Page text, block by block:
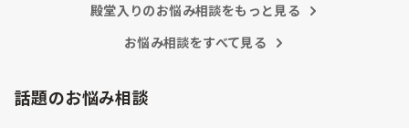
殿堂入りのお悩み相談をもっと見る
お悩み相談をすべて見る
話題のお悩み相談